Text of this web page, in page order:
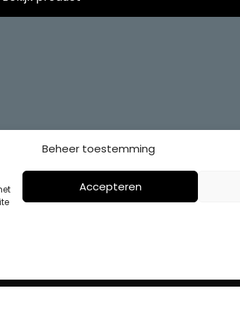
Beheer toestemming
Accepteren